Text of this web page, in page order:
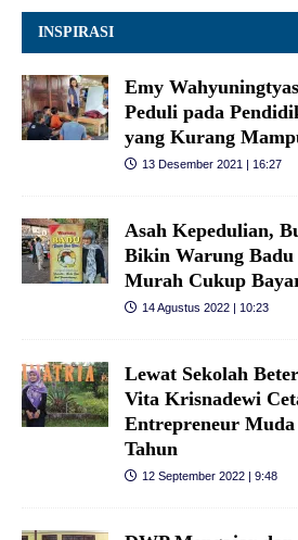
INSPIRASI
Emy
Peduli pada
yang Kurang
13 Desember 2021 | 16:27
Asah Kepedulian,
Bikin Warung Badu
Murah Cukup
14 Agustus 2022 | 10:23
Lewat Sekolah
Vita Krisnadewi
Entrepreneur
Tahun
12 September 2022 | 9:48